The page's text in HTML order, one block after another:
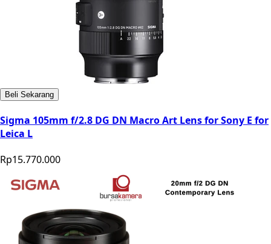
Beli Sekarang
Sigma 105mm f/2.8 DG DN Macro Art Lens for Sony E for
Leica L
Rp15.770.000